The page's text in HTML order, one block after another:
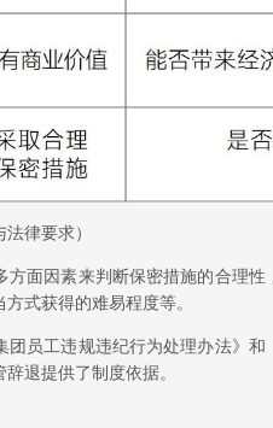
律要求）
方面因素来判断保密措施的合理
式获得的难易程度等。
团员工违规违纪行为处理办法》
退提供了制度依据。